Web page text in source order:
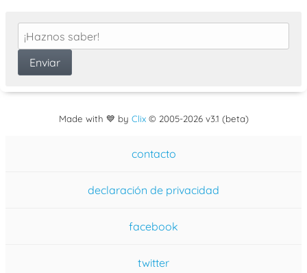
Made with 💙 by Clix© 2005-2026 v3.1 (beta)
contacto
declaración de privacidad
facebook
twitter